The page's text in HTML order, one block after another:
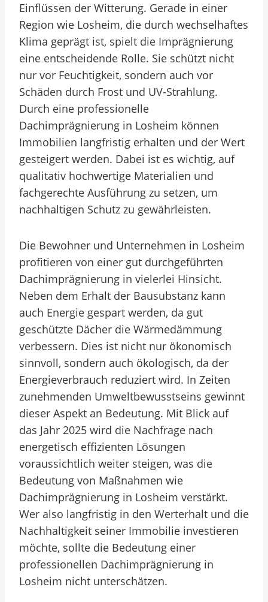
Einflüssen der Witterung. Gerade in einer
Region wie Losheim, die durch wechselhaftes
Klima geprägt ist, spielt die Imprägnierung
eine entscheidende Rolle. Sie schützt nicht
nur vor Feuchtigkeit, sondern auch vor
Schäden durch Frost und UV-Strahlung.
Durch eine professionelle
Dachimprägnierung in Losheim können
Immobilien langfristig erhalten und der Wert
gesteigert werden. Dabei ist es wichtig, auf
qualitativ hochwertige Materialien und
fachgerechte Ausführung zu setzen, um
nachhaltigen Schutz zu gewährleisten.
Die Bewohner und Unternehmen in Losheim
profitieren von einer gut durchgeführten
Dachimprägnierung in vielerlei Hinsicht.
Neben dem Erhalt der Bausubstanz kann
auch Energie gespart werden, da gut
geschützte Dächer die Wärmedämmung
verbessern. Dies ist nicht nur ökonomisch
sinnvoll, sondern auch ökologisch, da der
Energieverbrauch reduziert wird. In Zeiten
zunehmenden Umweltbewusstseins gewinnt
dieser Aspekt an Bedeutung. Mit Blick auf
das Jahr 2025 wird die Nachfrage nach
energetisch effizienten Lösungen
voraussichtlich weiter steigen, was die
Bedeutung von Maßnahmen wie
Dachimprägnierung in Losheim verstärkt.
Wer also langfristig in den Werterhalt und die
Nachhaltigkeit seiner Immobilie investieren
möchte, sollte die Bedeutung einer
professionellen Dachimprägnierung in
Losheim nicht unterschätzen.